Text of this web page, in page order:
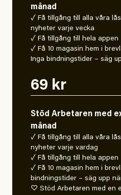
månad
✓ Få tillgång till alla våra
nyheter varje vecka
✓ Få tillgång till hela appen
✓ Få 10 magasin hem i
Inga bindningstider – säg
69 kr
Stöd Arbetaren med
månad
✓ Få tillgång till alla våra
nyheter varje vardag
✓ Få tillgång till hela appen
✓ Få 10 magasin hem i
bindningstider – säg upp
♡ Stöd Arbetaren med en